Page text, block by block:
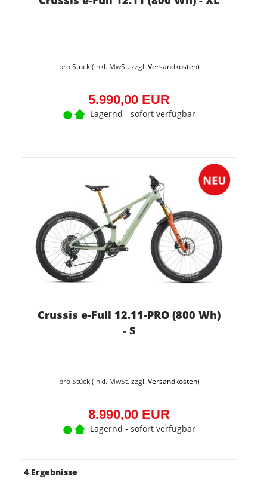
pro Stück (inkl. MwSt. zzgl.Versandkosten)
5.990,00 EUR
Lagernd - sofort verfügbar
Crussis e-Full 12.11-PRO (800 Wh)
- S
pro Stück (inkl. MwSt. zzgl.Versandkosten)
8.990,00 EUR
Lagernd - sofort verfügbar
4 Ergebnisse